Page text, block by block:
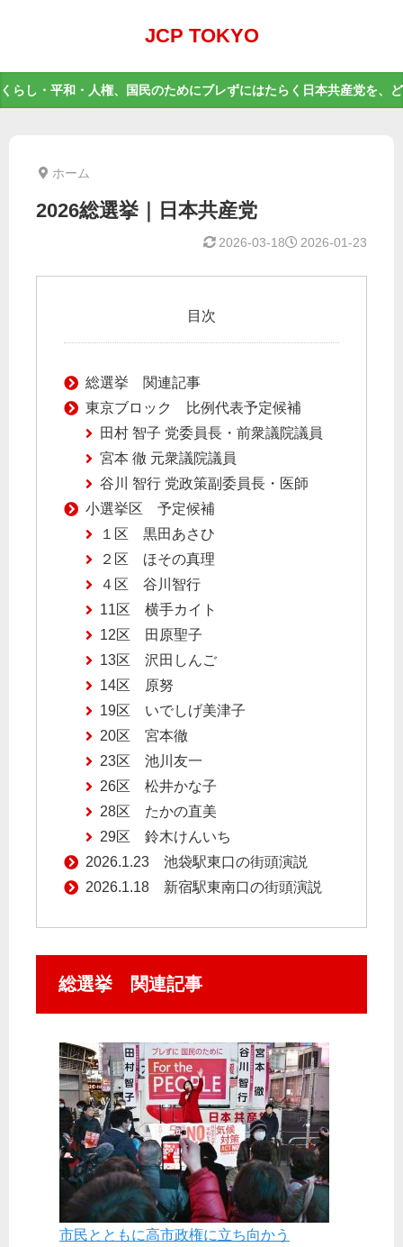
JCP TOKYO
くらし・平和・人権、国民のためにブレずにはたらく日本共産党を、
ホーム
2026総選挙｜日本共産党
2026-01-23
2026-03-18
目次
総選挙 関連記事
東京ブロック 比例代表予定候補
田村 智子 党委員長・前衆議院議員
宮本 徹 元衆議院議員
谷川 智行 党政策副委員長・医師
小選挙区 予定候補
１区 黒田あさひ
２区 ほその真理
４区 谷川智行
11区 横手カイト
12区 田原聖子
13区 沢田しんご
14区 原努
19区 いでしげ美津子
20区 宮本徹
23区 池川友一
26区 松井かな子
28区 たかの直美
29区 鈴木けんいち
2026.1.23 池袋駅東口の街頭演説
2026.1.18 新宿駅東南口の街頭演説
総選挙 関連記事
市民とともに高市政権に立ち向かう